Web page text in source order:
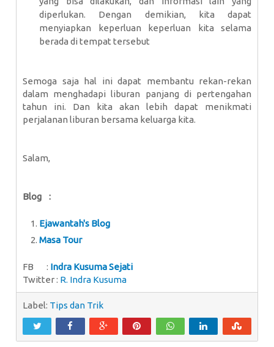
diperlukan. Dengan demikian, kita dapat
menyiapkan keperluan keperluan kita selama
berada di tempat tersebut
Semoga saja hal ini dapat membantu rekan-rekan
dalam menghadapi liburan panjang di pertengahan
tahun ini. Dan kita akan lebih dapat menikmati
perjalanan liburan bersama keluarga kita.
Salam,
Blog :
Ejawantah's Blog
Masa Tour
FB : Indra Kusuma Sejati
Twitter : R. Indra Kusuma
Label: Tips dan Trik